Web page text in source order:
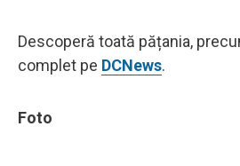
Descoperă toată pățania,
complet pe DCNews.
Foto